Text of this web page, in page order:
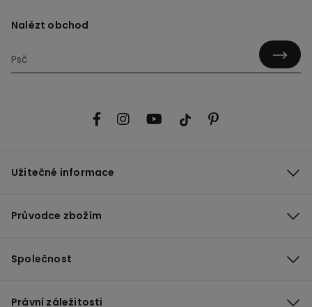
Nalézt obchod
Užitečné informace
Průvodce zbožím
Společnost
Právní záležitosti